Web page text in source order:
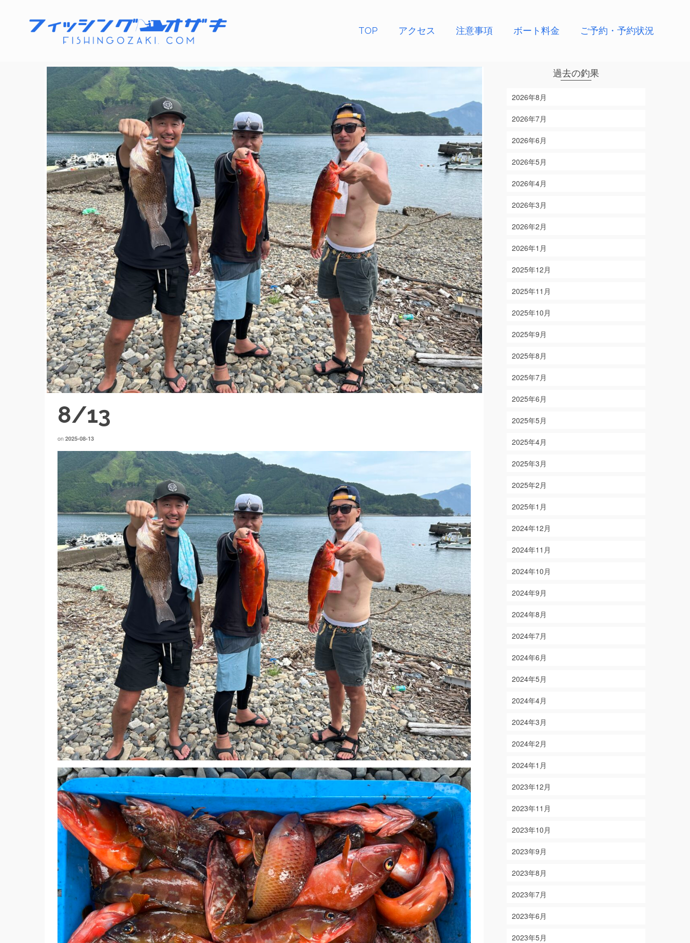
TOP アクセス 注意事項 ボート料金 ご予約・予約状況
8/13
on 2025-08-13
過去の釣果
2026年8月
2026年7月
2026年6月
2026年5月
2026年4月
2026年3月
2026年2月
2026年1月
2025年12月
2025年11月
2025年10月
2025年9月
2025年8月
2025年7月
2025年6月
2025年5月
2025年4月
2025年3月
2025年2月
2025年1月
2024年12月
2024年11月
2024年10月
2024年9月
2024年8月
2024年7月
2024年6月
2024年5月
2024年4月
2024年3月
2024年2月
2024年1月
2023年12月
2023年11月
2023年10月
2023年9月
2023年8月
2023年7月
2023年6月
2023年5月